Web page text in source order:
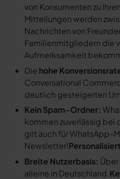
von Konsumenten zu
Mitteilungen werden
Nachrichten von
Familienmitgliedern die
Aufmerksamkeit
Die hohe
Conversational
deutlich gesteigerten
Kein Spam-Ordner:
kommen zuverlässig bei
gilt auch für WhatsApp-
Newsletter!
Breite Nutzerbasis:
alleine in Deutschland.